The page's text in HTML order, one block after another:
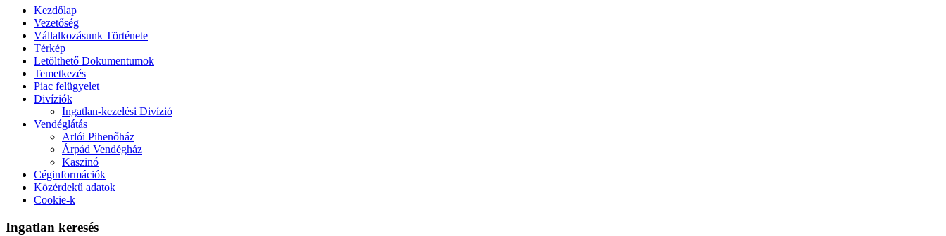
Kezdőlap
Vezetőség
Vállalkozásunk Története
Térkép
Letölthető Dokumentumok
Temetkezés
Piac felügyelet
Divíziók
Ingatlan-kezelési Divízió
Vendéglátás
Arlói Pihenőház
Árpád Vendégház
Kaszinó
Céginformációk
Közérdekű adatok
Cookie-k
Ingatlan keresés